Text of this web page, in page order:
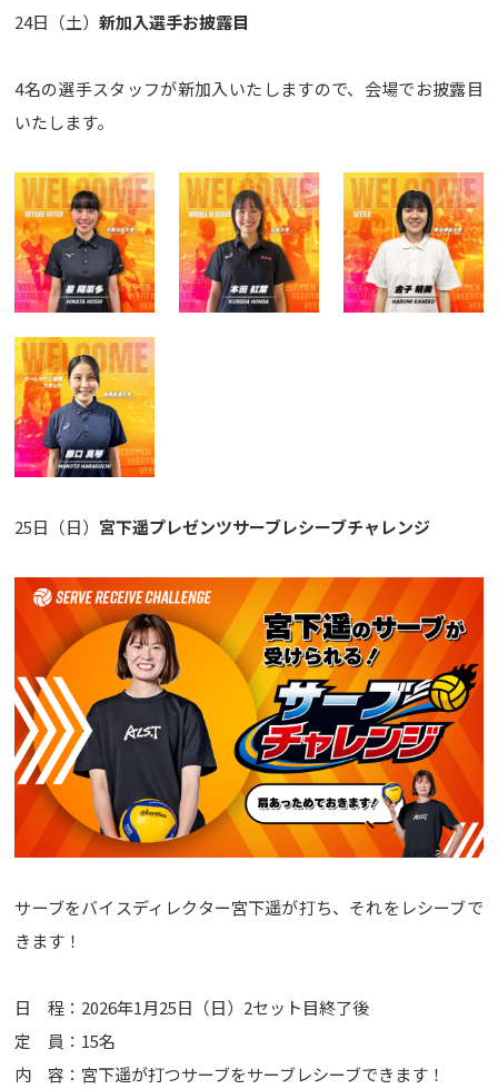
24日（土）新加入選手お披露目
4名の選手スタッフが新加入いたしますので、会場でお披露目
いたします。
25日（日） 宮下遥プレゼンツサーブレシーブチャレンジ
サーブをバイスディレクター宮下遥が打ち、それをレシーブで
きます！
日 程：2026年1月25日（日）2セット目終了後
定 員：15名
内 容：宮下遥が打つサーブをサーブレシーブできます！